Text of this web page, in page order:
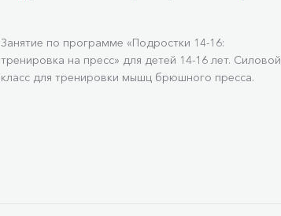
Занятие по программе «Подростки 14-16:
тренировка на пресс» для детей 14-16 лет. Силовой
класс для тренировки мышц брюшного пресса.